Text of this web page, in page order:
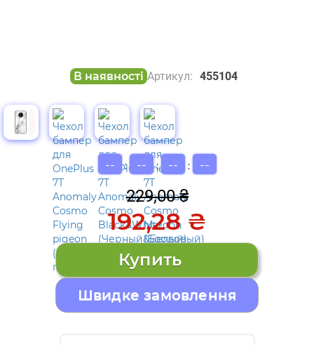
В наявності Артикул: 455104
-- : -- : -- : --
229,00 ₴
192,28 ₴
Швидке замовлення